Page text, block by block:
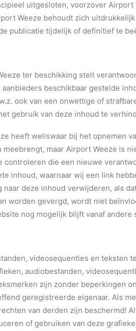
uitgesloten, voorzover Airport
Weeze behoudt zich uitdrukkelijk
publicatie tijdelijk of definitief te
ter beschikking stelt
beschikbaar gestelde
ook van een onwettige of
gebruik van deze inhoud te
heeft weliswaar bij het opnemen
maar Airport Weeze is
die een nieuwe
inhoud, waarnaar wij een link
deze inhoud verwijderen, als
worden gevergd, wordt niet
nog mogelijk blijft vanaf andere
videosequenties en teksten
audiobestanden,
zijn zonder beperkingen
geregistreerde eigenaar. Als
van derden zijn beschermd!
of gebruiken van deze